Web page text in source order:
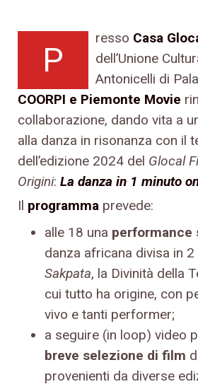
P
resso Casa
dell’Unione
Antonicelli di
COORPI e Piemonte Movie
collaborazione, dando vita a
alla danza in risonanza con il
dell’edizione 2024 del Glocal
Origini: La danza in 1 minuto
Il programma prevede:
alle 18 una performance
danza africana divisa in
Sakpata, la Divinità della
cui tutto ha origine, con
vivo e tanti performer;
a seguire (in loop) video
breve selezione di film
provenienti da diverse